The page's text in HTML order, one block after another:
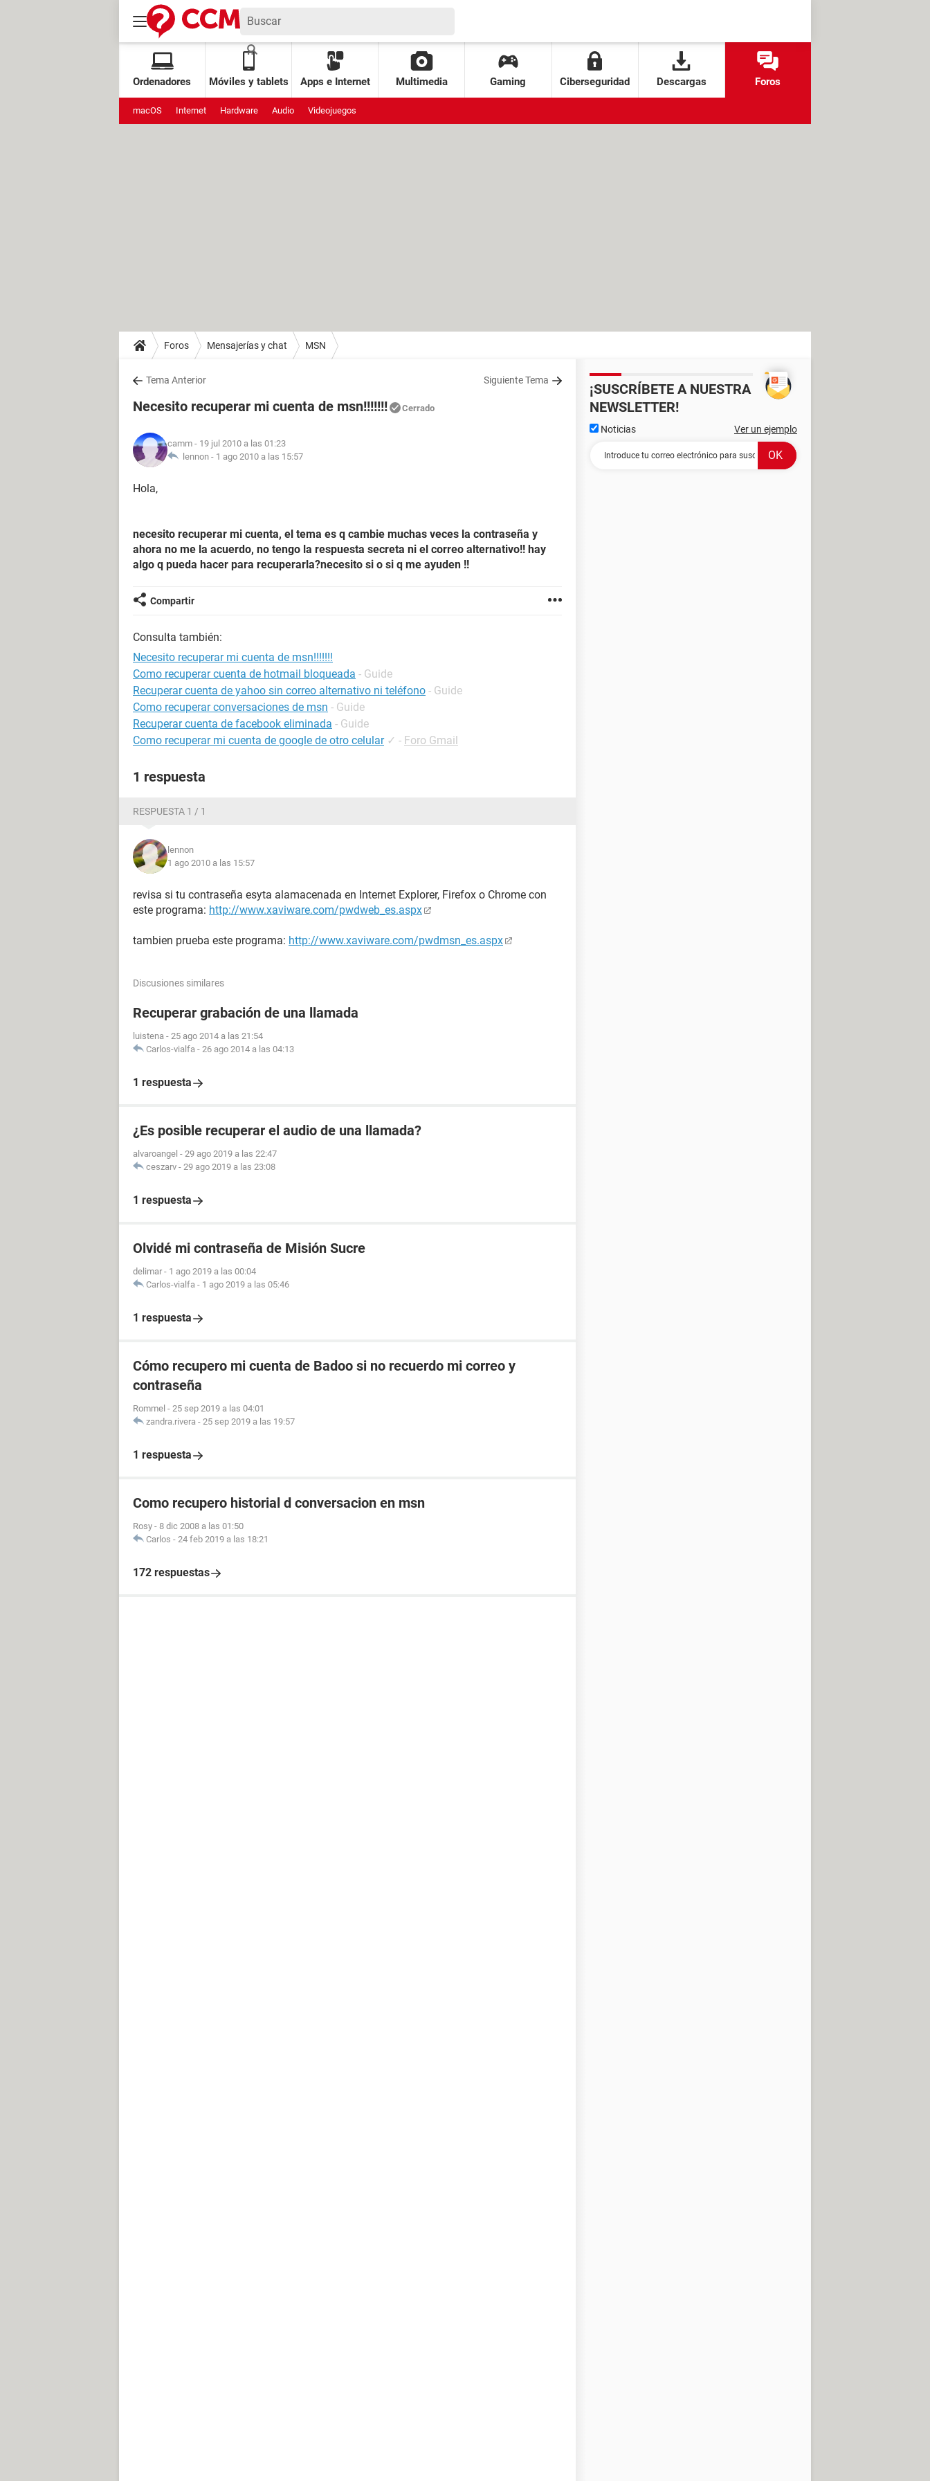
Ordenadores Móviles y tablets Apps e Internet Multimedia Gaming Ciberseguridad Descargas Foros
macOS Internet Hardware Audio Videojuegos
Foros Mensajerías y chat MSN
Tema Anterior Siguiente Tema
Necesito recuperar mi cuenta de msn!!!!!!! Cerrado
camm - 19 jul 2010 a las 01:23
lennon - 1 ago 2010 a las 15:57
Hola,
necesito recuperar mi cuenta, el tema es q cambie muchas veces la contraseña y
ahora no me la acuerdo, no tengo la respuesta secreta ni el correo alternativo!! hay
algo q pueda hacer para recuperarla?necesito si o si q me ayuden !!
Compartir
Consulta también:
Necesito recuperar mi cuenta de msn!!!!!!!
Como recuperar cuenta de hotmail bloqueada - Guide
Recuperar cuenta de yahoo sin correo alternativo ni teléfono - Guide
Como recuperar conversaciones de msn - Guide
Recuperar cuenta de facebook eliminada - Guide
Como recuperar mi cuenta de google de otro celular ✓ - Foro Gmail
1 respuesta
RESPUESTA 1 / 1
lennon
1 ago 2010 a las 15:57
revisa si tu contraseña esyta alamacenada en Internet Explorer, Firefox o Chrome con
este programa: http://www.xaviware.com/pwdweb_es.aspx
tambien prueba este programa: http://www.xaviware.com/pwdmsn_es.aspx
Discusiones similares
Recuperar grabación de una llamada
luistena - 25 ago 2014 a las 21:54
Carlos-vialfa - 26 ago 2014 a las 04:13
1 respuesta
¿Es posible recuperar el audio de una llamada?
alvaroangel - 29 ago 2019 a las 22:47
ceszarv - 29 ago 2019 a las 23:08
1 respuesta
Olvidé mi contraseña de Misión Sucre
delimar - 1 ago 2019 a las 00:04
Carlos-vialfa - 1 ago 2019 a las 05:46
1 respuesta
Cómo recupero mi cuenta de Badoo si no recuerdo mi correo y
contraseña
Rommel - 25 sep 2019 a las 04:01
zandra.rivera - 25 sep 2019 a las 19:57
1 respuesta
Como recupero historial d conversacion en msn
Rosy - 8 dic 2008 a las 01:50
Carlos - 24 feb 2019 a las 18:21
172 respuestas
¡SUSCRÍBETE A NUESTRA
NEWSLETTER!
Noticias Ver un ejemplo